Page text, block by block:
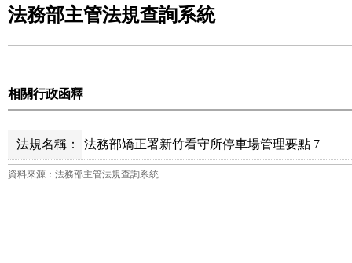
法務部主管法規查詢系統
相關行政函釋
法規名稱： 法務部矯正署新竹看守所停車場管理要點 7
資料來源：法務部主管法規查詢系統